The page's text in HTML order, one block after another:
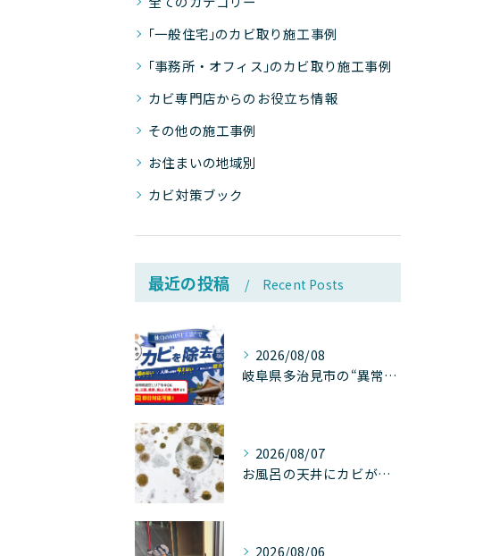
｢一般住宅｣のカビ取り施工事例
｢事務所・オフィス｣のカビ取り施工事例
カビ専門店からのお役立ち情報
その他の施工事例
お住まいの地域別
カビ対策ブック
最近の投稿 Recent Posts
2026/08/08
岐阜県多治見市の“異常な高温”が建物内部を破壊する──深層カビが急増する危険な温度差の正体
2026/08/07
お風呂の天井にカビが生えたら要注意！2026年8月の猛暑・高湿度で急増する浴室カビの原因と正しい対策
2026/08/06